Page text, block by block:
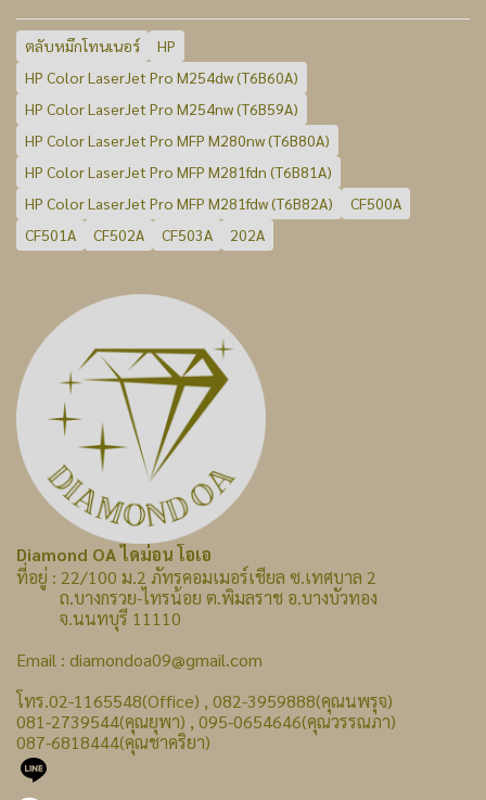
ตลับหมึกโทนเนอร์
HP
HP Color LaserJet Pro M254dw (T6B60A)
HP Color LaserJet Pro M254nw (T6B59A)
HP Color LaserJet Pro MFP M280nw (T6B80A)
HP Color LaserJet Pro MFP M281fdn (T6B81A)
HP Color LaserJet Pro MFP M281fdw (T6B82A)
CF500A
CF501A
CF502A CF503A 202A
Diamond OA ไดม่อน โอเอ
ที่อยู่ : 22/100 ม.2 ภัทรคอมเมอร์เชียล ซ.เทศบาล 2
ถ.บางกรวย-ไทรน้อย ต.พิมลราช อ.บางบัวทอง
จ.นนทบุรี 11110
Email : diamondoa09@gmail.com
โทร.02-1165548(Office) , 082-3959888(คุณนพรุจ)
081-2739544(คุณยุพา) , 095-0654646(คุณวรรณภา)
087-6818444(คุณชาคริยา)